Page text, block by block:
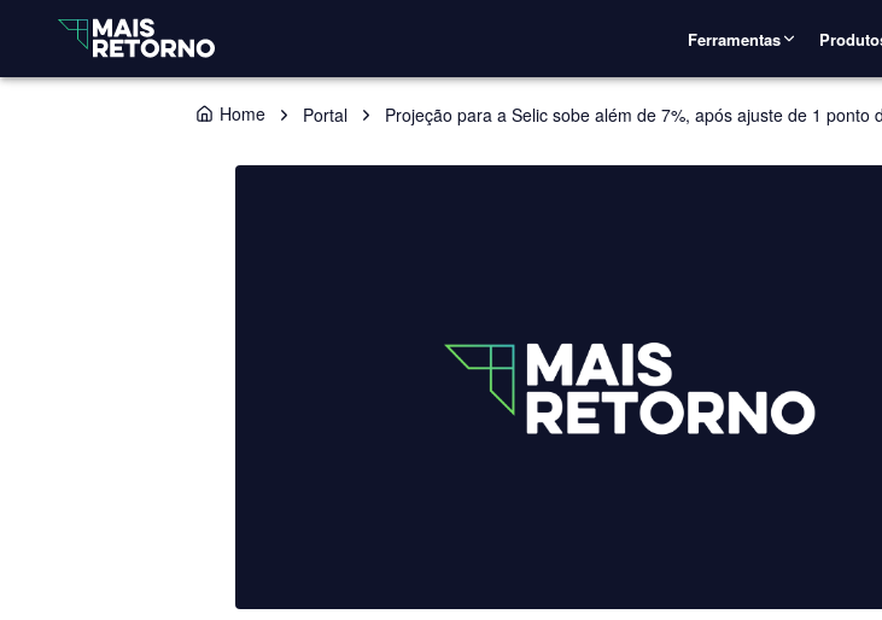
Ferramentas
Home Portal Projeção para a Selic sobe além de 7%, após ajuste de 1 ponto